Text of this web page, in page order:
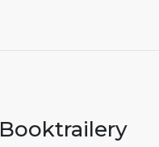
Booktrailery